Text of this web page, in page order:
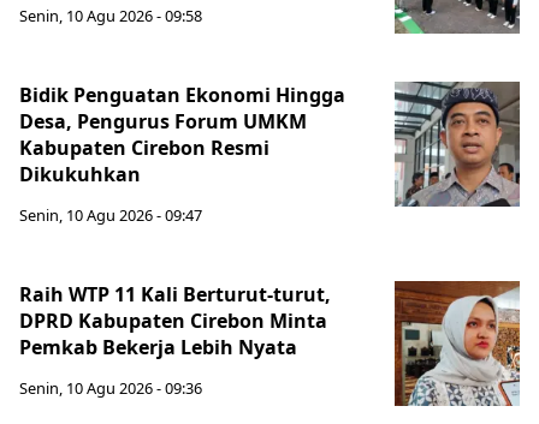
Senin, 10 Agu 2026 - 09:58
Bidik Penguatan Ekonomi Hingga
Desa, Pengurus Forum UMKM
Kabupaten Cirebon Resmi
Dikukuhkan
Senin, 10 Agu 2026 - 09:47
Raih WTP 11 Kali Berturut-turut,
DPRD Kabupaten Cirebon Minta
Pemkab Bekerja Lebih Nyata
Senin, 10 Agu 2026 - 09:36